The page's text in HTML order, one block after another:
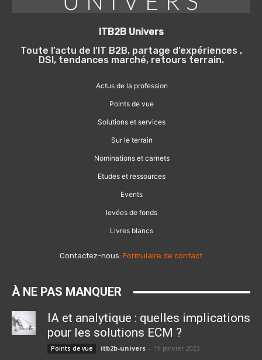
ITB2B Univers
Toute l’actu de l’IT B2B, partage d’expériences ,
DSI, tendances marché, retours terrain.
Actus de la profession
Points de vue
Solutions et services
Sur le terrain
Nominations et carnets
Etudes et ressources
Events
levées de fonds
Livres blancs
Contactez-nous: Formulaire de contact
À NE PAS MANQUER
IA et analytique : quelles implications
pour les solutions ECM ?
Points de vue itb2b-univers - 19 janvier 2023